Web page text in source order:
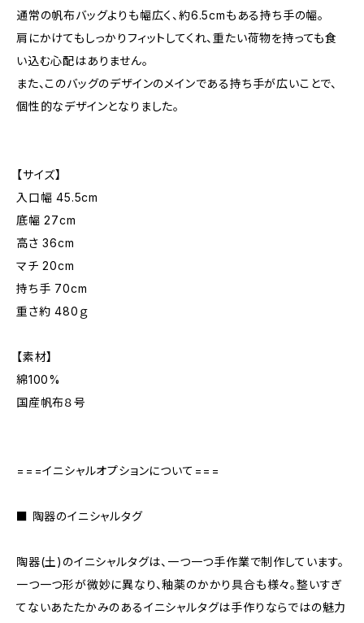
通常の帆布バッグよりも幅広く、約6.5cmもある持ち手の幅。
肩にかけてもしっかりフィットしてくれ、重たい荷物を持っても食
い込む心配はありません。
また、このバッグのデザインのメインである持ち手が広いことで、
個性的なデザインとなりました。
【サイズ】
入口幅 45.5cm
底幅 27cm
高さ 36cm
マチ 20cm
持ち手 70cm
重さ約 480ｇ
【素材】
綿100%
国産帆布８号
===イニシャルオプションについて===
■ 陶器のイニシャルタグ
陶器(土)のイニシャルタグは、一つ一つ手作業で制作しています。
一つ一つ形が微妙に異なり、釉薬のかかり具合も様々。整いすぎ
てないあたたかみのあるイニシャルタグは手作りならではの魅力